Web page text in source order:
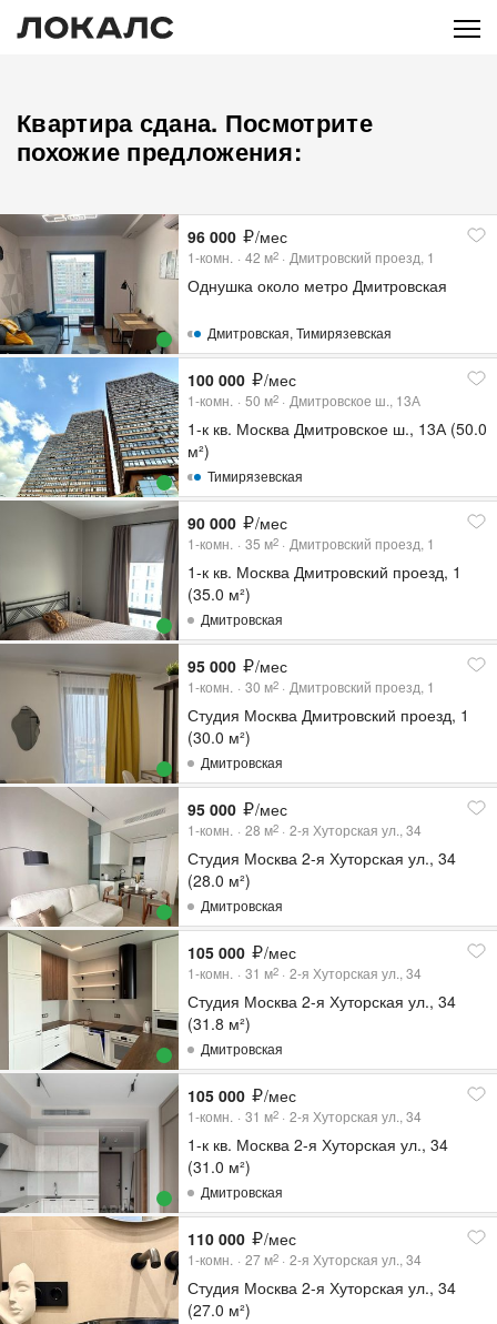
Квартира сдана. Посмотрите
похожие предложения:
96 000 /мес
1-комн. 42 м2 Дмитровский проезд, 1
Однушка около метро Дмитровская
Дмитровская,Тимирязевская
100 000 /мес
1-комн. 50 м2 Дмитровское ш., 13А
1-к кв. Москва Дмитровское ш., 13А (50.0
м²)
Тимирязевская
90 000 /мес
1-комн. 35 м2 Дмитровский проезд, 1
1-к кв. Москва Дмитровский проезд, 1
(35.0 м²)
Дмитровская
95 000 /мес
1-комн. 30 м2 Дмитровский проезд, 1
Студия Москва Дмитровский проезд, 1
(30.0 м²)
Дмитровская
95 000 /мес
1-комн. 28 м2 2-я Хуторская ул., 34
Студия Москва 2-я Хуторская ул., 34
(28.0 м²)
Дмитровская
105 000 /мес
1-комн. 31 м2 2-я Хуторская ул., 34
Студия Москва 2-я Хуторская ул., 34
(31.8 м²)
Дмитровская
105 000 /мес
1-комн. 31 м2 2-я Хуторская ул., 34
1-к кв. Москва 2-я Хуторская ул., 34
(31.0 м²)
Дмитровская
110 000 /мес
1-комн. 27 м2 2-я Хуторская ул., 34
Студия Москва 2-я Хуторская ул., 34
(27.0 м²)